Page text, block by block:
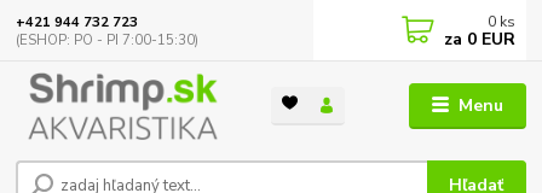
Menu
Hľadať
+421 944 732 723
(ESHOP: PO - PI 7:00-15:30)
0 ks
za 0 EUR